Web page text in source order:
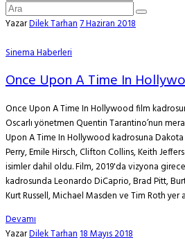
YazarDilek Tarhan7 Haziran 2018
Sinema Haberleri
Once Upon A Time In
Once Upon A Time In Hollywood film
Oscarlı yönetmen Quentin Tarantino’nun
Upon A Time In Hollywood kadrosuna
Perry, Emile Hirsch, Clifton Collins, Keith
isimler dahil oldu. Film, 2019'da vizyona
kadrosunda Leonardo DiCaprio, Brad Pitt,
Kurt Russell, Michael Masden ve Tim Roth yer
Devamı
YazarDilek Tarhan18 Mayıs 2018